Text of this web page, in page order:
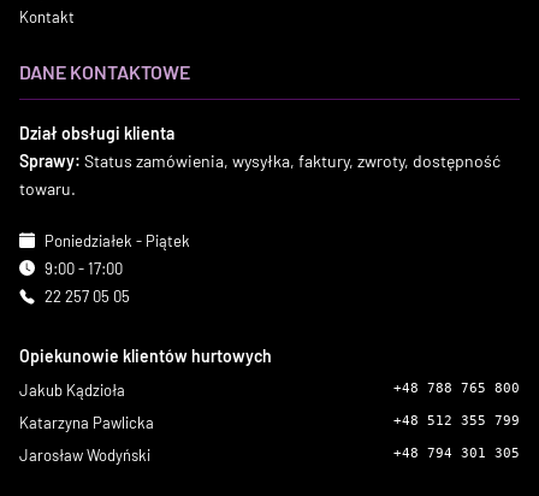
Kontakt
DANE KONTAKTOWE
Dział obsługi klienta
Sprawy: Status zamówienia, wysyłka, faktury, zwroty, dostępność
towaru.
Poniedziałek - Piątek
9:00 - 17:00
22 257 05 05
Opiekunowie klientów hurtowych
Jakub Kądzioła +48 788 765 800
Katarzyna Pawlicka +48 512 355 799
Jarosław Wodyński +48 794 301 305